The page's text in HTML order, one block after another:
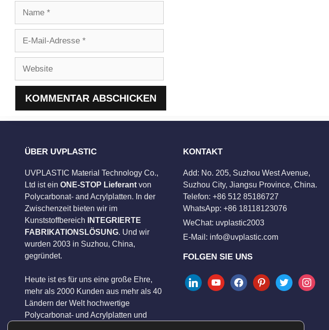
Adresse
ÜBER UVPLASTIC
UVPLASTIC Material Technology Co.,
Ltd ist ein ONE-STOP Lieferant von
Polycarbonat- and Acrylplatten. In der
Zwischenzeit bieten wir im
Kunststoffbereich
INTEGRIERTE
FABRIKATIONSLÖSUNG. Und wir
wurden 2003 in Suzhou, China,
gegründet.
Heute ist es für uns eine große Ehre,
mehr als 2000 Kunden aus mehr als 40
Ländern der Welt hochwertige
Polycarbonat- und Acrylplatten und
KONTAKT
Add: No. 205, Suzhou West Avenue,
Suzhou City, Jiangsu Province, China.
Telefon: +86 512 85186727
WhatsApp: +86 18118123076
WeChat: uvplastic2003
E-Mail: info@uvplastic.com
FOLGEN SIE UNS
linkedinyoutubefacebookpinteresttwitter instagram